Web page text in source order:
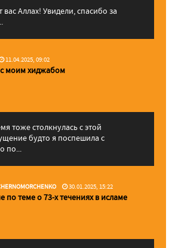
вас Аллаx! Увидели, спасибо за
11.04.2025, 09:02
с моим хиджабом
тоже столкнулась с этой
будто я поспешила с
по...
30.01.2025, 15:22
по теме о 73-х течениях в исламе